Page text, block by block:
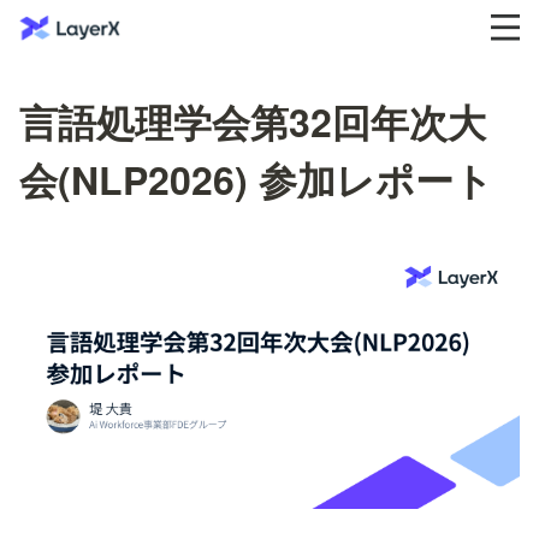
言語処理学会第32回年次大
会(NLP2026) 参加レポート